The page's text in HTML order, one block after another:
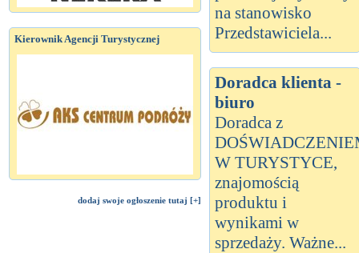
Kierownik Agencji Turystycznej
dodaj swoje ogłoszenie tutaj [+]
na stanowisko
Przedstawiciela...
Doradca klienta -
biuro
Doradca z
W TURYSTYCE,
znajomością
produktu i
wynikami w
sprzedaży. Ważne...